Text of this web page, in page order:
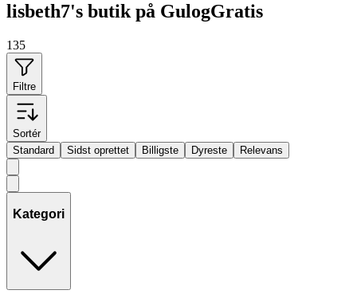
lisbeth7's butik på GulogGratis
135
Filtre
Sortér
Standard
Sidst oprettet Billigste Dyreste Relevans
Kategori